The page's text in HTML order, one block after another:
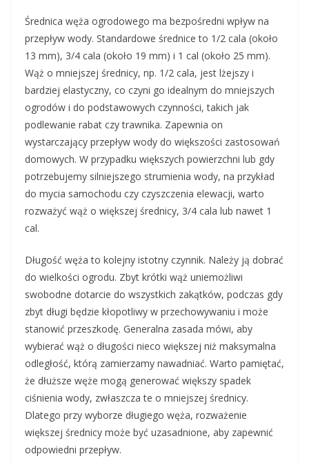
Średnica węża ogrodowego ma bezpośredni wpływ na
przepływ wody. Standardowe średnice to 1/2 cala (około
13 mm), 3/4 cala (około 19 mm) i 1 cal (około 25 mm).
Wąż o mniejszej średnicy, np. 1/2 cala, jest lżejszy i
bardziej elastyczny, co czyni go idealnym do mniejszych
ogrodów i do podstawowych czynności, takich jak
podlewanie rabat czy trawnika. Zapewnia on
wystarczający przepływ wody do większości zastosowań
domowych. W przypadku większych powierzchni lub gdy
potrzebujemy silniejszego strumienia wody, na przykład
do mycia samochodu czy czyszczenia elewacji, warto
rozważyć wąż o większej średnicy, 3/4 cala lub nawet 1
cal.
Długość węża to kolejny istotny czynnik. Należy ją dobrać
do wielkości ogrodu. Zbyt krótki wąż uniemożliwi
swobodne dotarcie do wszystkich zakątków, podczas gdy
zbyt długi będzie kłopotliwy w przechowywaniu i może
stanowić przeszkodę. Generalna zasada mówi, aby
wybierać wąż o długości nieco większej niż maksymalna
odległość, którą zamierzamy nawadniać. Warto pamiętać,
że dłuższe węże mogą generować większy spadek
ciśnienia wody, zwłaszcza te o mniejszej średnicy.
Dlatego przy wyborze długiego węża, rozważenie
większej średnicy może być uzasadnione, aby zapewnić
odpowiedni przepływ.